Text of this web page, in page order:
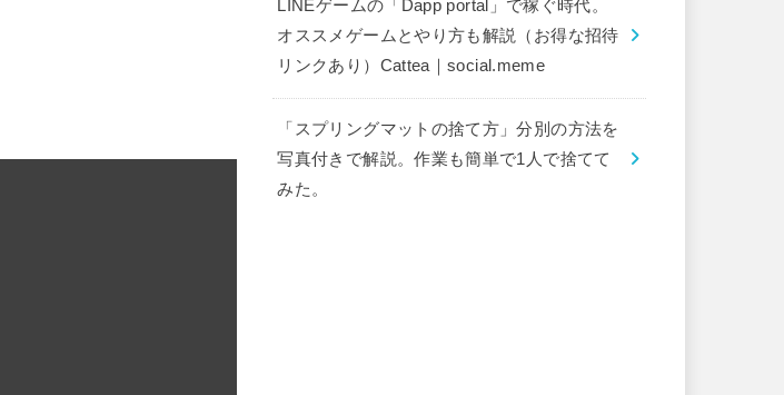
LINEゲームの「Dapp portal」で稼ぐ時代。
オススメゲームとやり方も解説（お得な招待
リンクあり）Cattea｜social.meme
「スプリングマットの捨て方」分別の方法を
写真付きで解説。作業も簡単で1人で捨てて
みた。